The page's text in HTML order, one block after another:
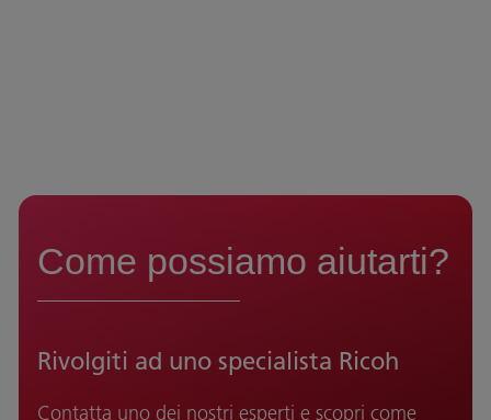
Come possiamo aiutarti?
Rivolgiti ad uno specialista Ricoh
Contatta uno dei nostri esperti e scopri come